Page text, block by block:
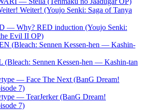
Weiter! (Youjo Senki: Saga of Tanya
— Why? RED induction (Youjo Senki:
Evil II OP)
(Bleach: Sennen Kessen-hen — Kashin-
Sennen Kessen-hen — Kashin-tan
— Face The Next (BanG Dream!
7)
— TearJerker (BanG Dream!
7)